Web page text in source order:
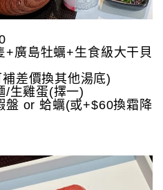
+廣島牡蠣+生食級大干貝
差價換其他湯底)
/生雞蛋(擇一)
盤 or 蛤蠣(或+$60換霜降